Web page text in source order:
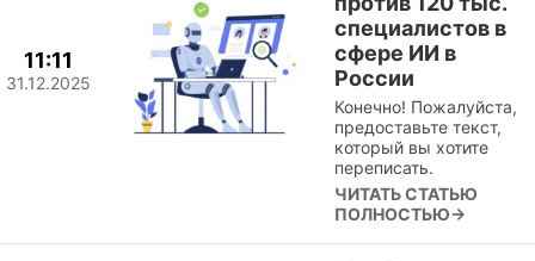
11:11
31.12.2025
специалистов в
сфере ИИ в
России
Конечно! Пожалуйста,
предоставьте текст,
который вы хотите
переписать.
ЧИТАТЬ СТАТЬЮ
ПОЛНОСТЬЮ→